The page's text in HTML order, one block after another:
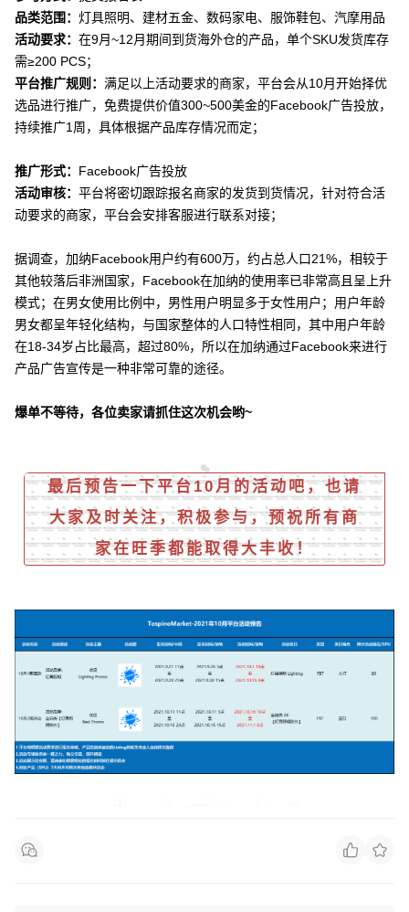
品类范围： 灯具照明、建材五金、数码家电、服饰鞋包、汽摩用品
活动要求： 在9月~12月期间到货海外仓的产品，单个SKU发货库存
需≥200 PCS；
平台推广规则： 满足以上活动要求的商家，平台会从10月开始择优
选品进行推广，免费提供价值300~500美金的Facebook广告投放，
持续推广1周，具体根据产品库存情况而定；
推广形式： Facebook广告投放
活动审核： 平台将密切跟踪报名商家的发货到货情况，针对符合活
动要求的商家，平台会安排客服进行联系对接；
据调查，加纳Facebook用户约有600万，约占总人口21%，相较于
其他较落后非洲国家，Facebook在加纳的使用率已非常高且呈上升
模式；在男女使用比例中，男性用户明显多于女性用户；用户年龄
男女都呈年轻化结构，与国家整体的人口特性相同，其中用户年龄
在18-34岁占比最高，超过80%，所以在加纳通过Facebook来进行
产品广告宣传是一种非常可靠的途径。
爆单不等待，各位卖家请抓住这次机会哟~
最后预告一下平台10月的活动吧，也请
大家及时关注，积极参与，预祝所有商
家在旺季都能取得大丰收！